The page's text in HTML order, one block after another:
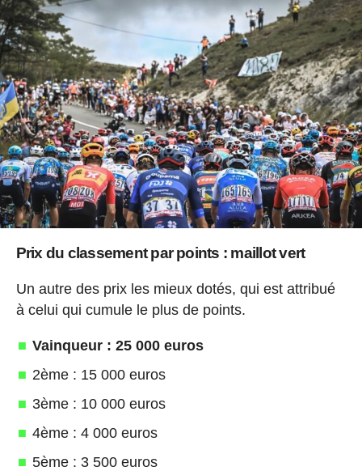
Prix du classement par points : maillot vert
Un autre des prix les mieux dotés, qui est attribué
à celui qui cumule le plus de points.
Vainqueur : 25 000 euros
2ème : 15 000 euros
3ème : 10 000 euros
4ème : 4 000 euros
5ème : 3 500 euros